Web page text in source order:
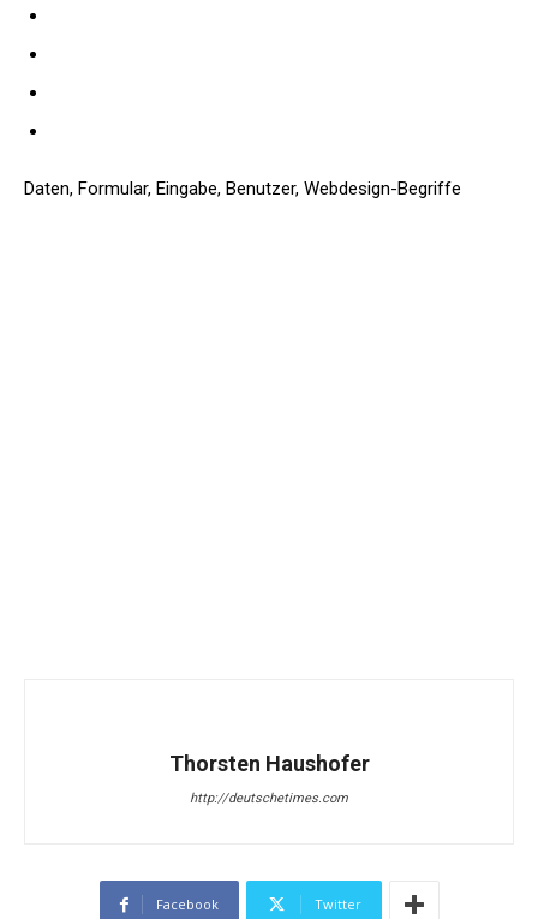
Daten, Formular, Eingabe, Benutzer, Webdesign-Begriffe
Thorsten Haushofer
http://deutschetimes.com
Facebook Twitter